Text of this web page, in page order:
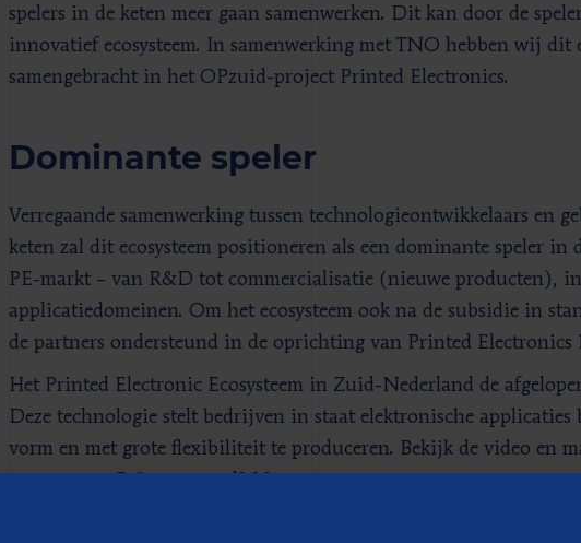
spelers in de keten meer gaan samenwerken. Dit kan door de
innovatief ecosysteem. In samenwerking met TNO hebben wij dit
samengebracht in het OPzuid-project Printed Electronics.
Dominante speler
Verregaande samenwerking tussen technologieontwikkelaars en
keten zal dit ecosysteem positioneren als een dominante speler in
PE-markt – van R&D tot commercialisatie (nieuwe producten), in
applicatiedomeinen. Om het ecosysteem ook na de subsidie in
de partners ondersteund in de oprichting van Printed Electronics
Het Printed Electronic Ecosysteem in Zuid-Nederland de
Deze technologie stelt bedrijven in staat elektronische
vorm en met grote flexibiliteit te produceren. Bekijk de video en